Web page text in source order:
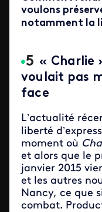
voulons
notamment la
« Charlie
voulait pas
face
L’actualité
liberté
moment où
et alors que le
janvier 2015
et les autres
Nancy, ce que
combat.